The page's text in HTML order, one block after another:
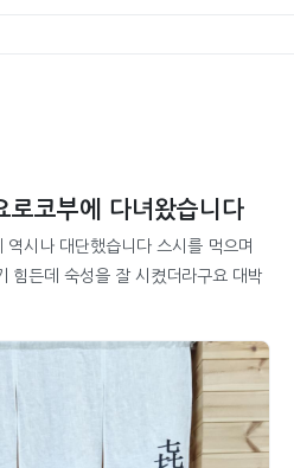
로코부에 다녀왔습니다
역시나 대단했습니다 스시를 먹으며
힘든데 숙성을 잘 시켰더라구요 대박